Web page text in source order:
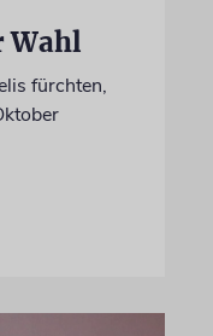
Wahl
fürchten,